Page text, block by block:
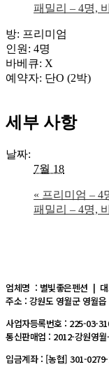
패밀리 – 4명,
방: 프리미엄
인원: 4명
바베큐: X
예약자: 단O (2박)
세부 사항
날짜:
7월 18
« 프리미엄 – 4
패밀리 – 4명,
업체명 : 별빛좋은펜션 | 대
주소 : 강원도 영월군 영월
사업자등록번호 : 225-03-
통신판매업 : 2012-강원영
입금계좌 : [농협] 301-